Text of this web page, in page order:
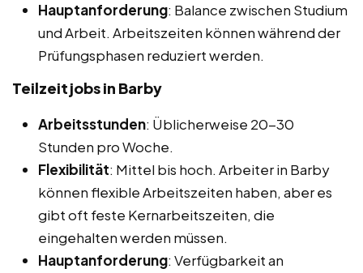
Hauptanforderung: Balance zwischen Studium
und Arbeit. Arbeitszeiten können während der
Prüfungsphasen reduziert werden.
Teilzeitjobs in Barby
Arbeitsstunden: Üblicherweise 20-30
Stunden pro Woche.
Flexibilität: Mittel bis hoch. Arbeiter in Barby
können flexible Arbeitszeiten haben, aber es
gibt oft feste Kernarbeitszeiten, die
eingehalten werden müssen.
Hauptanforderung: Verfügbarkeit an